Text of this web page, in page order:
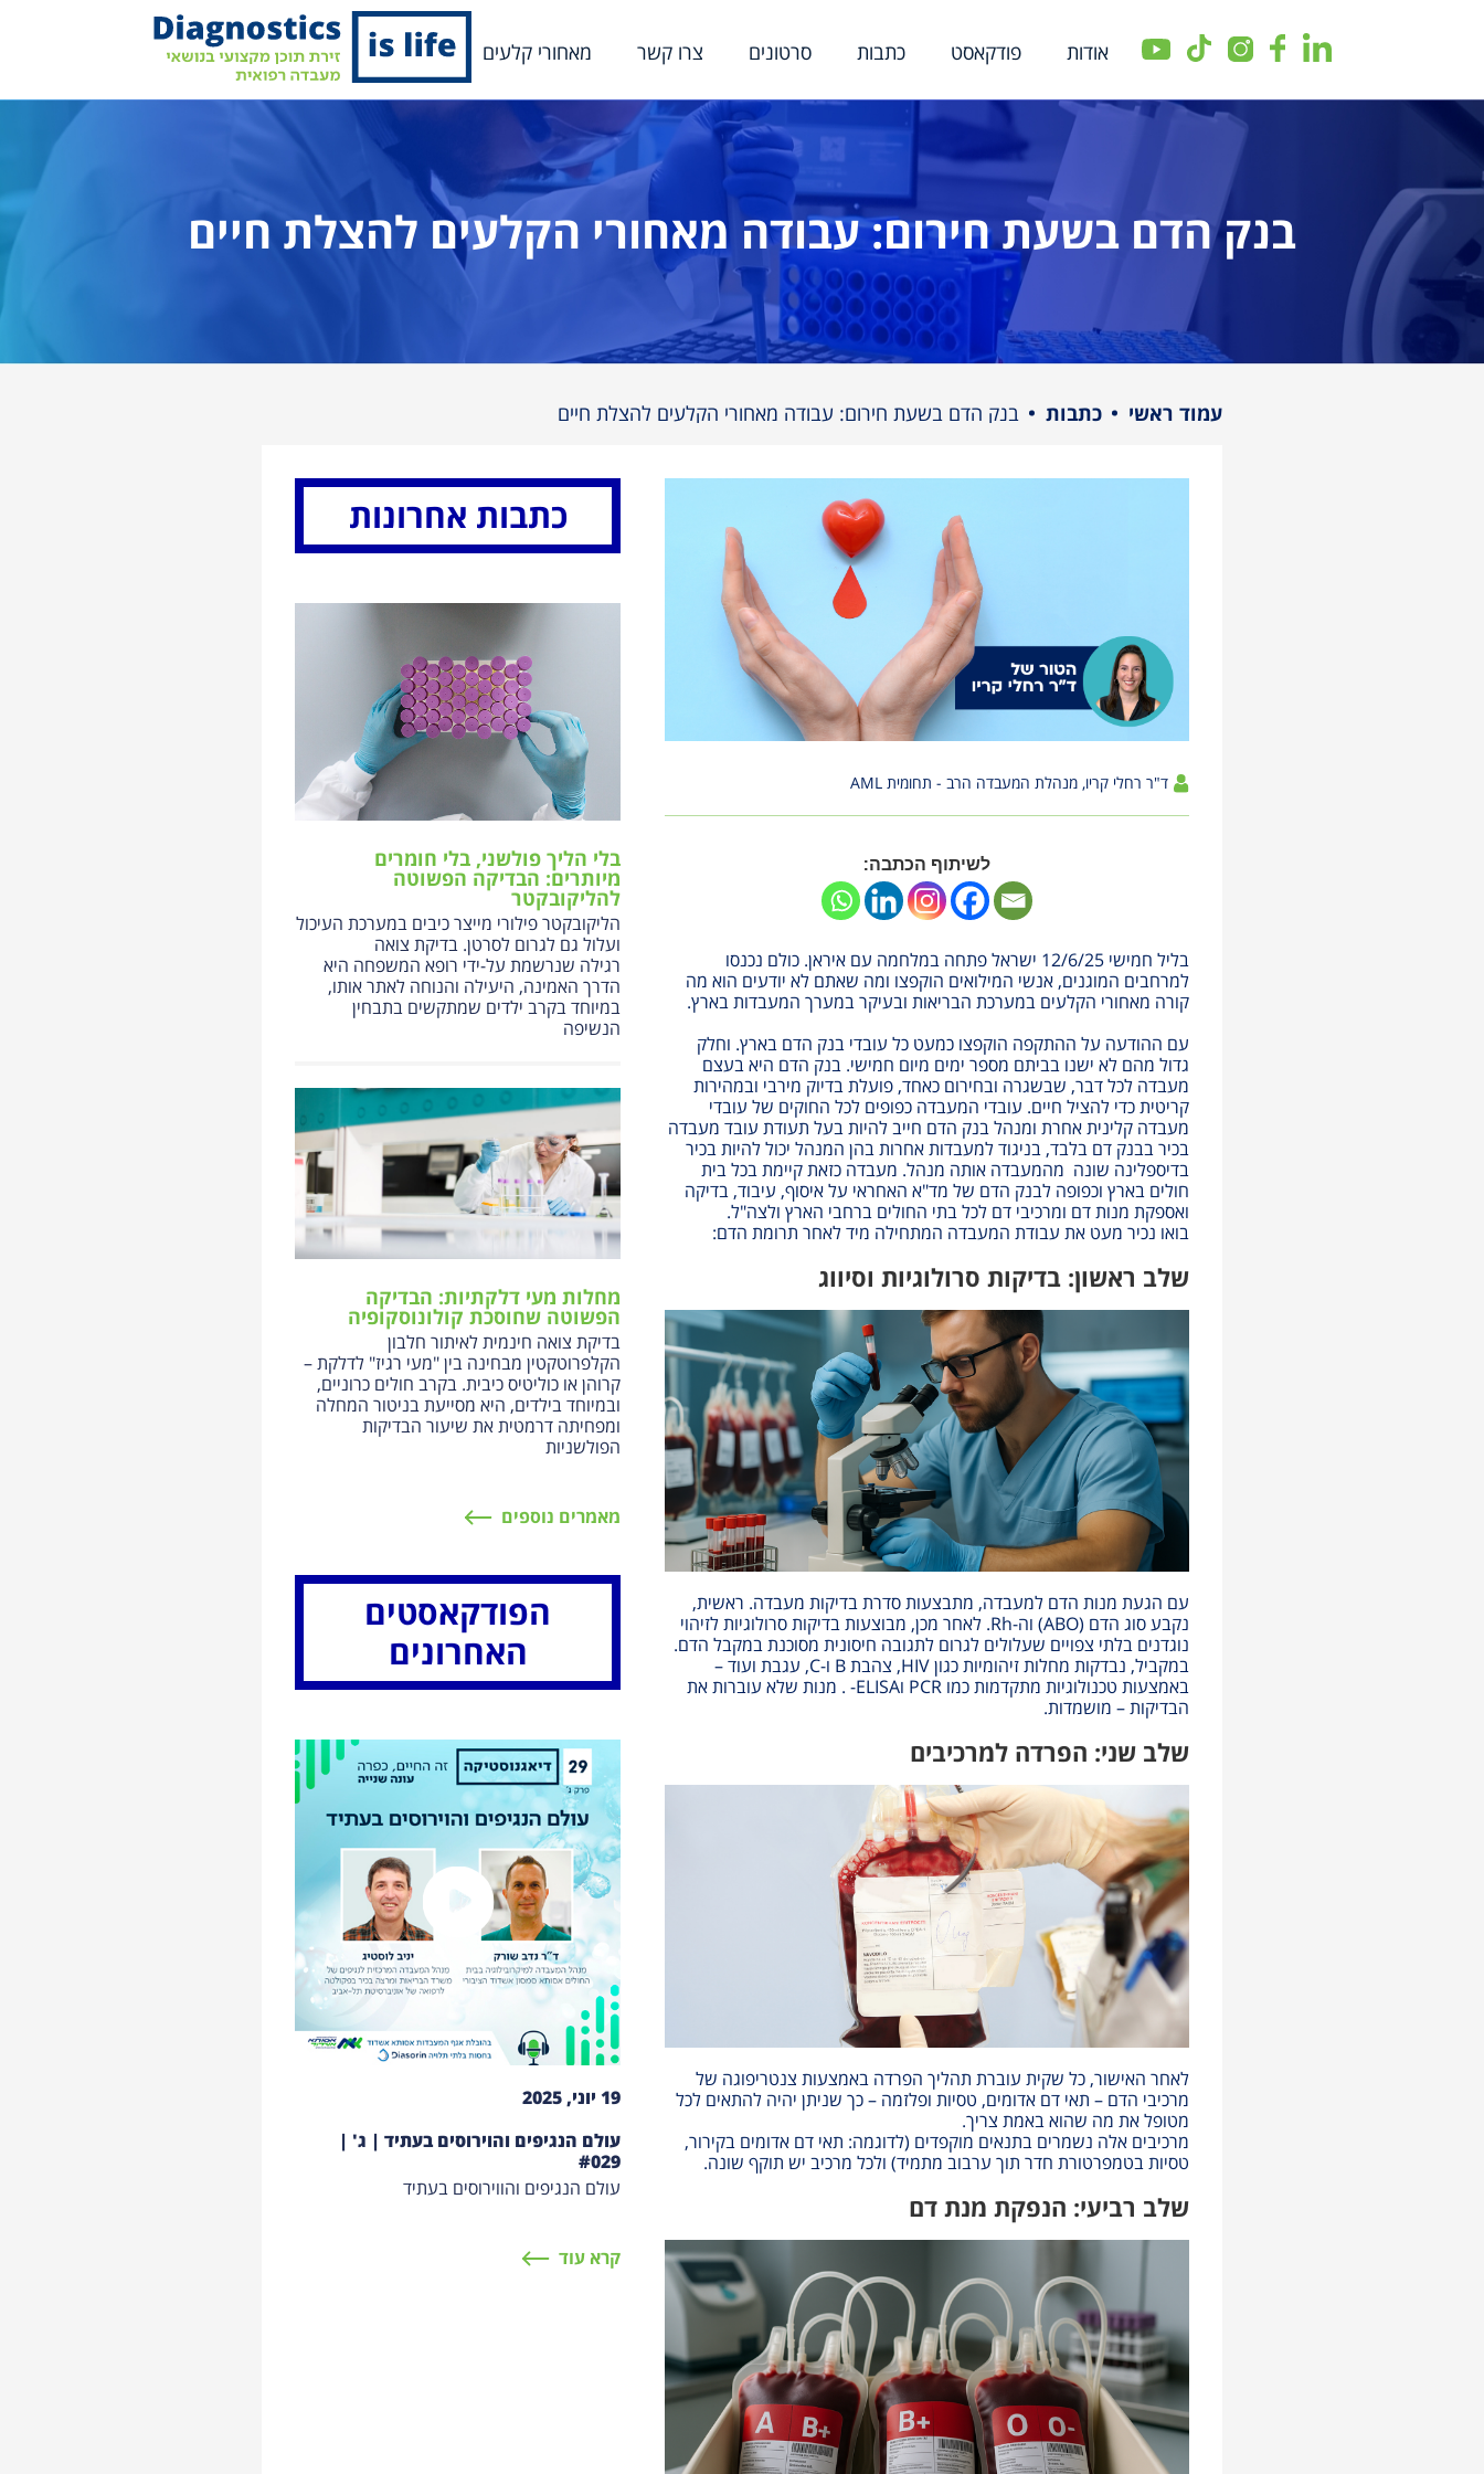
שִׂים
בְּאֲתָר
זֶה
מַעֲרֶכֶת
נָגִישׁ
בִּקְלִיק
לִנְגִישׁוּת
אודות פודקאסט כתבות סרטונים צרו קשר מאחורי קלעים
בנק הדם בשעת חירום: עבודה מאחורי הקלעים להצלת חיים
עמוד ראשי כתבות בנק הדם בשעת חירום: עבודה מאחורי הקלעים להצלת חיים
ד"ר רחלי קריו, מנהלת המעבדה הרב - תחומית AML
לשיתוף הכתבה:
בליל חמישי 12/6/25 ישראל פתחה במלחמה עם איראן. כולם נכנסו
למרחבים המוגנים, אנשי המילואים הוקפצו ומה שאתם לא יודעים הוא מה
קורה מאחורי הקלעים במערכת הבריאות ובעיקר במערך המעבדות בארץ.
עם ההודעה על ההתקפה הוקפצו כמעט כל עובדי בנק הדם בארץ. וחלק
גדול מהם לא ישנו בביתם מספר ימים מיום חמישי. בנק הדם היא בעצם
מעבדה לכל דבר, שבשגרה ובחירום כאחד, פועלת בדיוק מירבי ובמהירות
קריטית כדי להציל חיים. עובדי המעבדה כפופים לכל החוקים של עובדי
מעבדה קלינית אחרת ומנהל בנק הדם חייב להיות בעל תעודת עובד מעבדה
בכיר בבנק דם בלבד, בניגוד למעבדות אחרות בהן המנהל יכול להיות בכיר
בדיספלינה שונה מהמעבדה אותה מנהל. מעבדה כזאת קיימת בכל בית
חולים בארץ וכפופה לבנק הדם של מד"א האחראי על איסוף, עיבוד, בדיקה
ואספקת מנות דם ומרכיבי דם לכל בתי החולים ברחבי הארץ ולצה"ל.
בואו נכיר מעט את עבודת המעבדה המתחילה מיד לאחר תרומת הדם:
שלב ראשון: בדיקות סרולוגיות וסיווג
עם הגעת מנות הדם למעבדה, מתבצעות סדרת בדיקות מעבדה. ראשית,
נקבע סוג הדם (ABO) וה-Rh
. לאחר מכן, מבוצעות בדיקות סרולוגיות לזיהוי
נוגדנים בלתי צפויים שעלולים לגרום לתגובה חיסונית מסוכנת במקבל הדם.
במקביל, נבדקות מחלות זיהומיות כגון
צהבת ו-C,
עגבת ועוד –
באמצעות טכנולוגיות מתקדמות כמו
וELISA- . מנות שלא עוברות את
הבדיקות – מושמדות.
שלב שני: הפרדה למרכיבים
לאחר האישור, כל שקית עוברת תהליך הפרדה באמצעות צנטריפוגה של
מרכיבי הדם – תאי דם אדומים, טסיות ופלזמה – כך שניתן יהיה להתאים לכל
מטופל את מה שהוא באמת צריך.
מרכיבים אלה נשמרים בתנאים מוקפדים (לדוגמה: תאי דם אדומים בקירור,
טסיות בטמפרטורת חדר תוך ערבוב מתמיד) ולכל מרכיב יש תוקף שונה.
שלב רביעי: הנפקת מנת דם
כתבות אחרונות
בלי הליך פולשני, בלי חומרים
מיותרים: הבדיקה הפשוטה
להליקובקטר
הליקובקטר פילורי מייצר כיבים במערכת העיכול
ועלול גם לגרום לסרטן. בדיקת צואה
רגילה שנרשמת על-ידי רופא המשפחה היא
הדרך האמינה, היעילה והנוחה לאתר אותו,
במיוחד בקרב ילדים שמתקשים בתבחין
הנשיפה
מחלות מעי דלקתיות: הבדיקה
הפשוטה שחוסכת קולונוסקופיה
בדיקת צואה חינמית לאיתור חלבון
הקלפרוטקטין מבחינה בין "מעי רגיז" לדלקת –
קרוהן או כוליטיס כיבית. בקרב חולים כרוניים,
ובמיוחד בילדים, היא מסייעת בניטור המחלה
ומפחיתה דרמטית את שיעור הבדיקות
הפולשניות
מאמרים נוספים
הפודקאסטים
האחרונים
19 יוני, 2025
עולם הנגיפים והוירוסים בעתיד | ג' |
#029
עולם הנגיפים והווירוסים בעתיד
קרא עוד